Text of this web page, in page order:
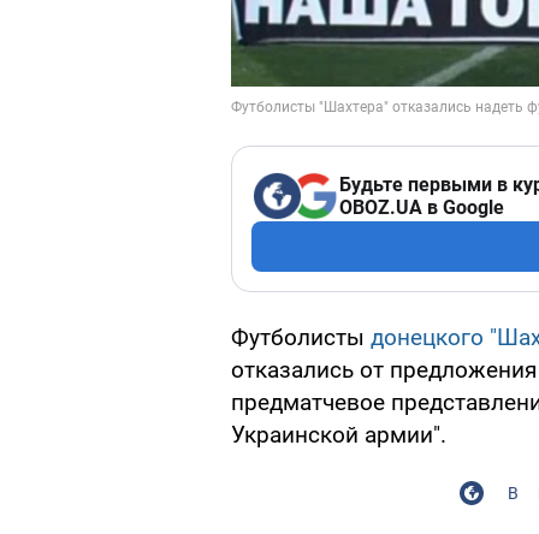
Будьте первыми в
OBOZ.UA в Google
Футболисты донецкого
отказались от
предматчевое
Украинской армии".